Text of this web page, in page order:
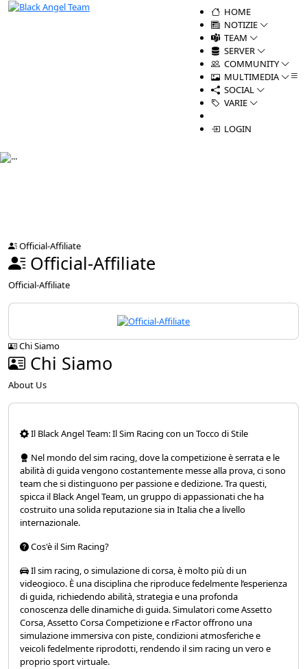
HOME
NOTIZIE
TEAM
SERVER
COMMUNITY
MULTIMEDIA
SOCIAL
VARIE
LOGIN
Official-Affiliate
Official-Affiliate
Official-Affiliate
Chi Siamo
Chi Siamo
About Us
Il Black Angel Team: Il Sim Racing con un Tocco di Stile
Nel mondo del sim racing, dove la competizione è serrata e le
abilità di guida vengono costantemente messe alla prova, ci sono
team che si distinguono per passione e dedizione. Tra questi,
spicca il Black Angel Team, un gruppo di appassionati che ha
costruito una solida reputazione sia in Italia che a livello
internazionale.
Cos'è il Sim Racing?
Il sim racing, o simulazione di corsa, è molto più di un
videogioco. È una disciplina che riproduce fedelmente l’esperienza
di guida, richiedendo abilità, strategia e una profonda
conoscenza delle dinamiche di guida. Simulatori come Assetto
Corsa, Assetto Corsa Competizione e rFactor offrono una
simulazione immersiva con piste, condizioni atmosferiche e
veicoli fedelmente riprodotti, rendendo il sim racing un vero e
proprio sport virtuale.